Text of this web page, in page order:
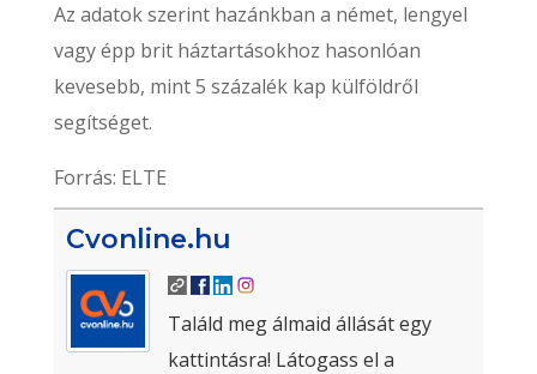
Az adatok szerint hazánkban a német, lengyel
vagy épp brit háztartásokhoz hasonlóan
kevesebb, mint 5 százalék kap külföldről
segítséget.
Forrás: ELTE
Cvonline.hu
Találd meg álmaid állását egy
kattintásra! Látogass el a